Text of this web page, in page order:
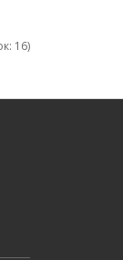
16)